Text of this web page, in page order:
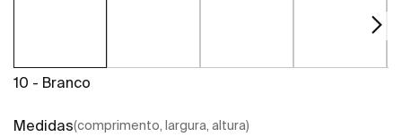
10 - Branco
Medidas(comprimento, largura, altura)